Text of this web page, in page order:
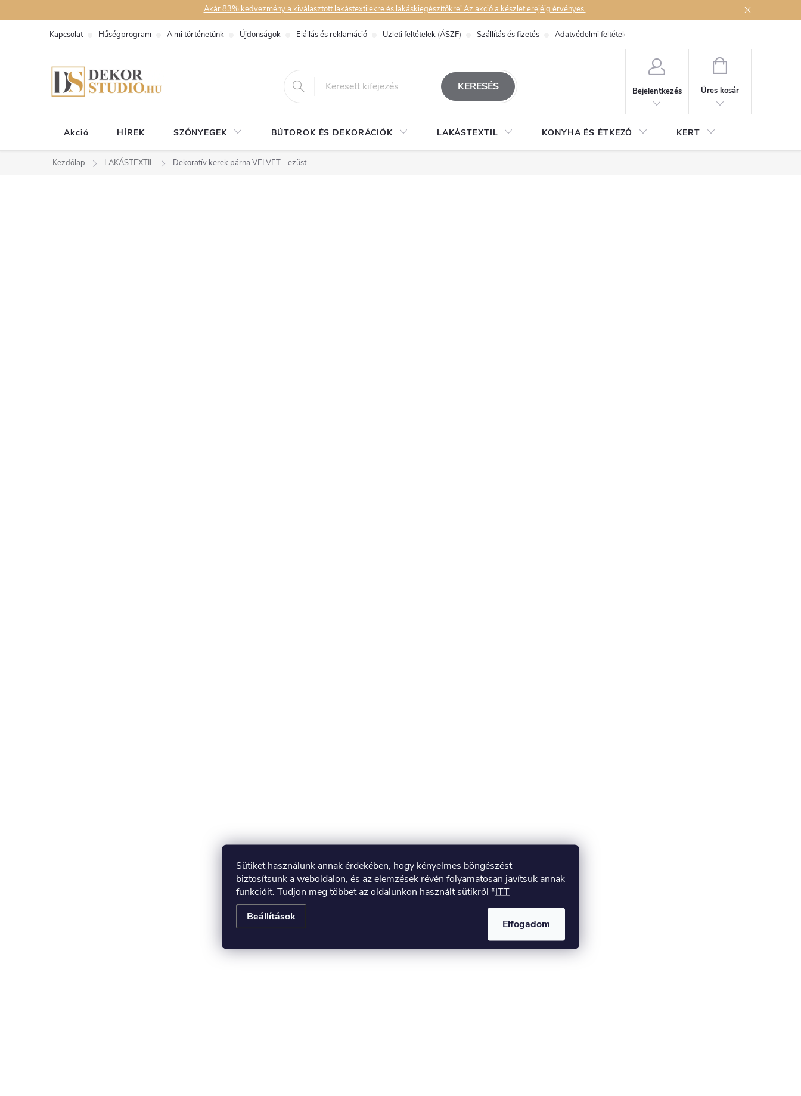
Sütiket használunk annak érdekében, hogy kényelmes böngészést
biztosítsunk a weboldalon, és az elemzések révén folyamatosan javítsuk annak
funkcióit. Tudjon meg többet az oldalunkon használt sütikről *ITT
Beállítások
Elfogadom
a
Akár 83% kedvezmény a kiválasztott lakástextilekre és lakáskiegészítőkre! Az akció a készlet erejéig érvényes.
eshop@dekorstudio.hu
Kapcsolat Hűségprogram A mi történetünk Újdonságok Elállás és reklamáció Üzleti feltételek (ÁSZF) Szállítás és fizetés Adatvédelmi feltételek
KERESÉS Bejelentkezés
KOSÁR
Üres kosár
Akció HÍREK SZŐNYEGEK BÚTOROK ÉS DEKORÁCIÓK LAKÁSTEXTIL KONYHA ÉS ÉTKEZŐ KERT
Kezdőlap LAKÁSTEXTIL Dekoratív kerek párna VELVET - ezüst